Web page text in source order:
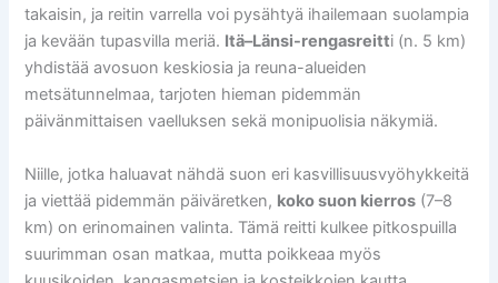
takaisin, ja reitin varrella voi pysähtyä ihailemaan suolampia
ja kevään tupasvilla meriä. Itä–Länsi-rengasreitti (n. 5 km)
yhdistää avosuon keskiosia ja reuna-alueiden
metsätunnelmaa, tarjoten hieman pidemmän
päivänmittaisen vaelluksen sekä monipuolisia näkymiä.
Niille, jotka haluavat nähdä suon eri kasvillisuusvyöhykkeitä
ja viettää pidemmän päiväretken, koko suon kierros (7–8
km) on erinomainen valinta. Tämä reitti kulkee pitkospuilla
suurimman osan matkaa, mutta poikkeaa myös